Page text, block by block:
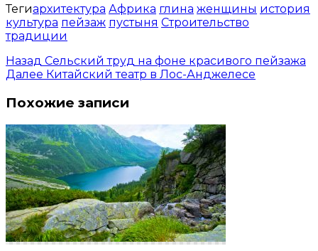
Тегиархитектура Африка глина женщины история
культура пейзаж пустыня Строительство
традиции
Назад Сельский труд на фоне красивого пейзажа
Далее Китайский театр в Лос-Анджелесе
Похожие записи